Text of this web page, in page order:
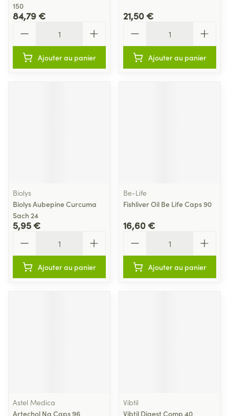
150
84,79 €
Ajouter au panier
21,50 €
Ajouter au panier
Biolys
Biolys Aubepine Curcuma
Sach 24
5,95 €
Ajouter au panier
Be-Life
Fishliver Oil Be Life Caps 90
16,60 €
Ajouter au panier
Astel Medica
Artechol Ng Caps 96
Vibtil
Vibtil Digest Comp 40